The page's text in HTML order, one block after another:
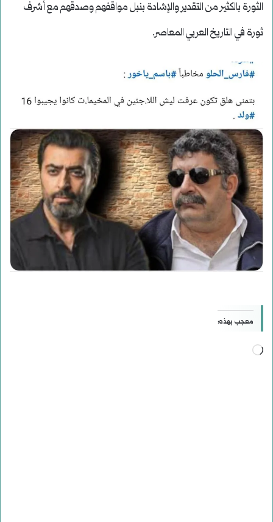
الثورة بالكثير من التقدير والإشادة بنبل مواقفهم وصدقهم مع أشرف
ثورة في التاريخ العربي المعاصر.
معجب بهذه:
جاري